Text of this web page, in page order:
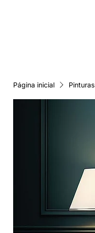
Página inicial Pinturas